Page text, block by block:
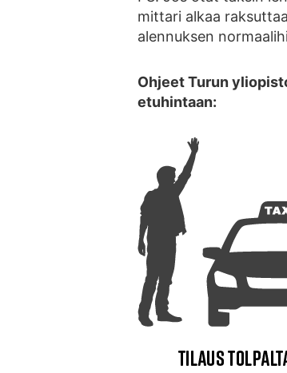
mittari alkaa
alennuksen
Ohjeet Turun
etuhintaan: